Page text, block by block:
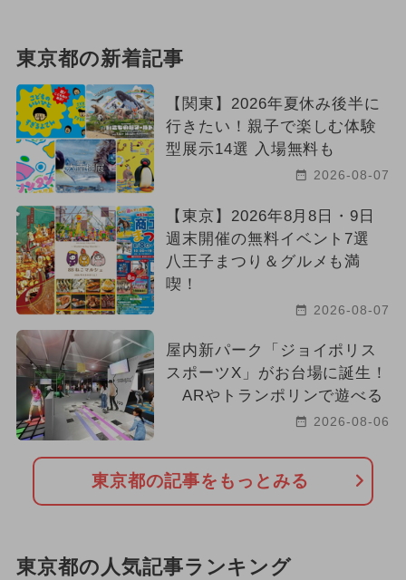
東京都の新着記事
【関東】2026年夏休み後半に
行きたい！親子で楽しむ体験
型展示14選 入場無料も
2026-08-07
【東京】2026年8月8日・9日
週末開催の無料イベント7選
八王子まつり＆グルメも満
喫！
2026-08-07
屋内新パーク「ジョイポリス
スポーツX」がお台場に誕生！
ARやトランポリンで遊べる
2026-08-06
東京都の記事をもっとみる
東京都の人気記事ランキング